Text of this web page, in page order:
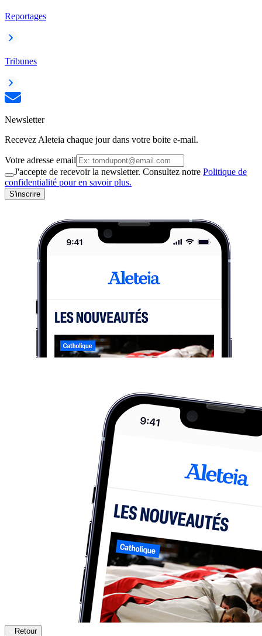
Reportages
Tribunes
Newsletter
Recevez Aleteia chaque jour dans votre boite e-mail.
Votre adresse email
J'accepte de recevoir la newsletter. Consultez notre Politique de
confidentialité pour en savoir plus.
S'inscrire
Retour